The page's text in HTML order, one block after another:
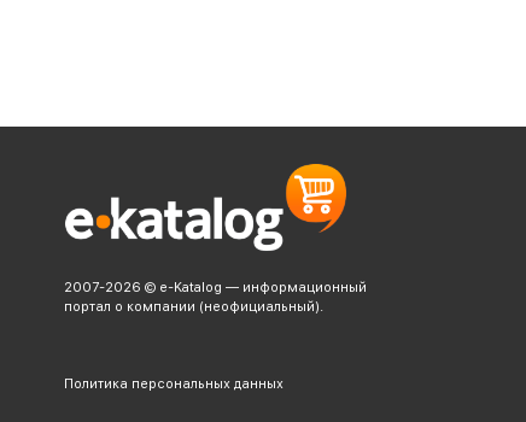
2007-2026 © e-Katalog — информационный
портал о компании (неофициальный).
Политика персональных данных